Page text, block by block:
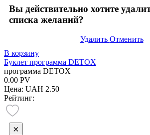
Вы действительно хотите
списка желаний?
Удалить Отменить
В корзину
Буклет программа DETOX
программа DETOX
0.00 PV
Цена: UAH 2.50
Рейтинг:
×